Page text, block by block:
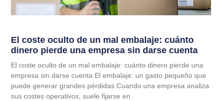
El coste oculto de un mal embalaje: cuánto
dinero pierde una empresa sin darse cuenta
El coste oculto de un mal embalaje: cuánto dinero pierde una
empresa sin darse cuenta El embalaje: un gasto pequeño que
puede generar grandes pérdidas Cuando una empresa analiza
sus costes operativos, suele fijarse en